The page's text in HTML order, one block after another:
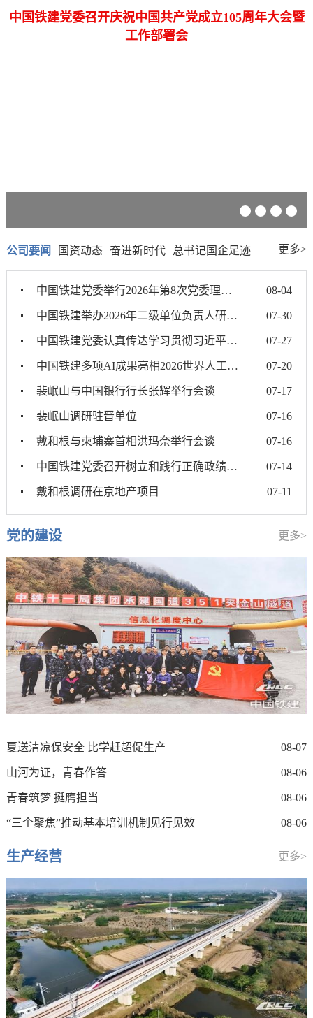
中国铁建党委召开庆祝中国共产党成立105周年大会暨
工作部署会
公司要闻 国资动态 奋进新时代 总书记国企足迹 更多>
中国铁建党委举行2026年第8次党委理论学习中心组（扩大... 08-04
中国铁建举办2026年二级单位负责人研讨班 07-30
中国铁建党委认真传达学习贯彻习近平总书记近期重要讲话重要... 07-27
中国铁建多项AI成果亮相2026世界人工智能大会 07-20
裴岷山与中国银行行长张辉举行会谈 07-17
裴岷山调研驻晋单位 07-16
戴和根与柬埔寨首相洪玛奈举行会谈 07-16
中国铁建党委召开树立和践行正确政绩观学习教育工作专班会 07-14
戴和根调研在京地产项目 07-11
党的建设 更多>
夏送清凉保安全 比学赶超促生产 08-07
山河为证，青春作答 08-06
青春筑梦 挺膺担当 08-06
“三个聚焦”推动基本培训机制见行见效 08-06
生产经营 更多>